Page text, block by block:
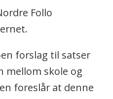
Follo
forslag til satser
mellom skole og
foreslår at denne